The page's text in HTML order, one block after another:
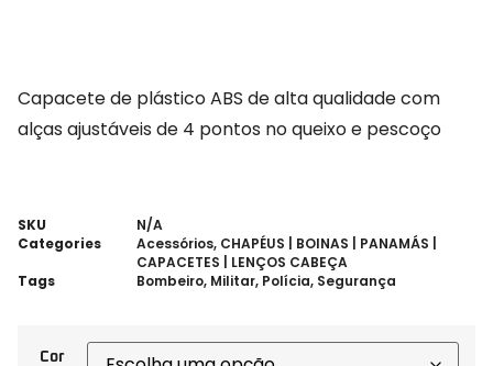
Capacete de plástico ABS de alta qualidade com
alças ajustáveis de 4 pontos no queixo e pescoço
SKU
N/A
Categories
Acessórios, CHAPÉUS | BOINAS | PANAMÁS |
CAPACETES | LENÇOS CABEÇA
Tags
Bombeiro, Militar, Polícia, Segurança
Cor